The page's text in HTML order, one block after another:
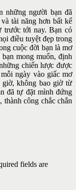
những người bạn đã
tài năng hơn bất kể
trước tới nay. Bạn có
điều tuyệt đẹp trong
cuộc đời bạn là mơ
mong muốn, định
chiến lược được
ngày vào giấc mơ
giờ, không bao giờ từ
đã tự đặt mình đứng
công chắc chắn
fields are